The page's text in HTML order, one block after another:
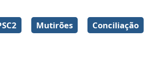
Galeria de imagens
Mutirões Conciliação